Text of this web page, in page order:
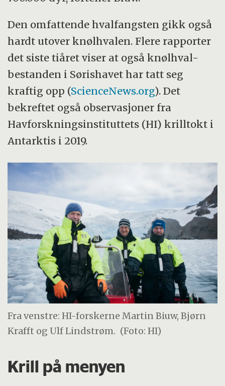
Den omfattende hvalfangsten gikk også
hardt utover knølhvalen. Flere rapporter
det siste tiåret viser at også knølhval-
bestanden i Sørishavet har tatt seg
kraftig opp (ScienceNews.org). Det
bekreftet også observasjoner fra
Havforskningsinstituttets (HI) krilltokt i
Antarktis i 2019.
Fra venstre: HI-forskerne Martin Biuw, Bjørn
Krafft og Ulf Lindstrøm. (Foto: HI)
Krill på menyen